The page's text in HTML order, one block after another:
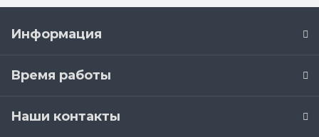
Информация
Время работы
Наши контакты